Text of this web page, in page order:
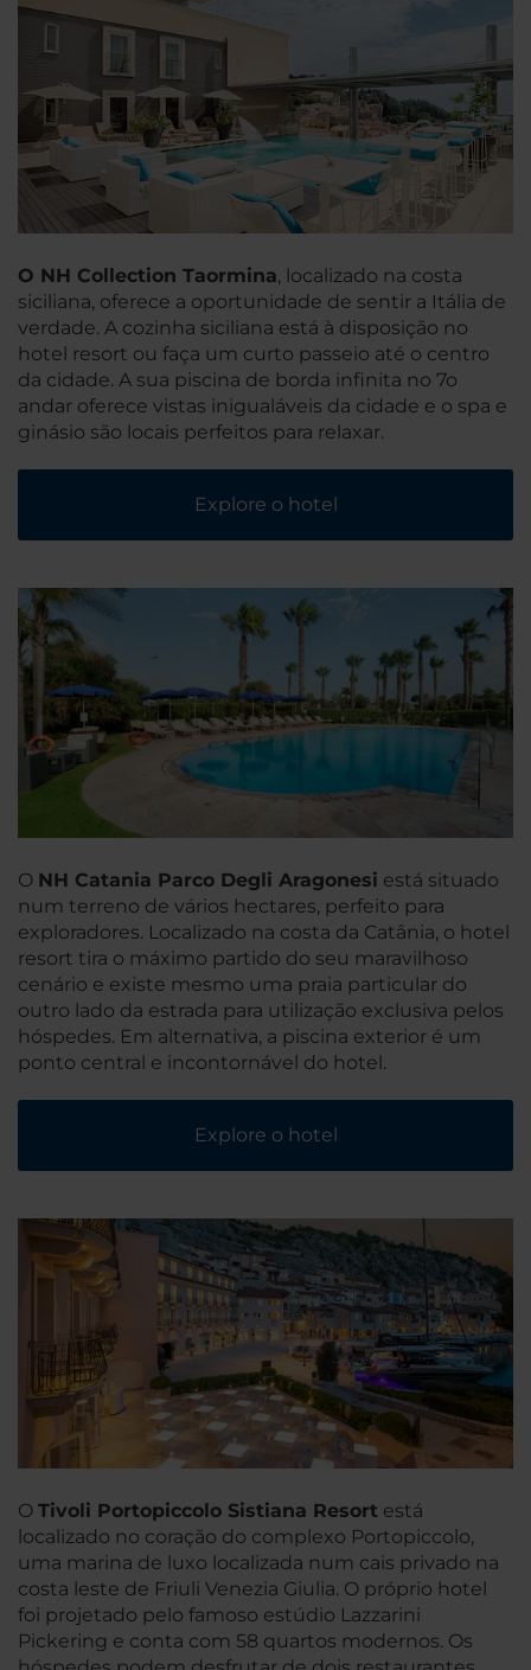
O NH Collection Taormina, localizado na costa
siciliana, oferece a oportunidade de sentir a Itália de
verdade. A cozinha siciliana está à disposição no
hotel resort ou faça um curto passeio até o centro
da cidade. A sua piscina de borda infinita no 7o
andar oferece vistas inigualáveis da cidade e o spa e
ginásio são locais perfeitos para relaxar.
Explore o hotel
O NH Catania Parco Degli Aragonesi está situado
num terreno de vários hectares, perfeito para
exploradores. Localizado na costa da Catânia, o hotel
resort tira o máximo partido do seu maravilhoso
cenário e existe mesmo uma praia particular do
outro lado da estrada para utilização exclusiva pelos
hóspedes. Em alternativa, a piscina exterior é um
ponto central e incontornável do hotel.
Explore o hotel
O Tivoli Portopiccolo Sistiana Resort está
localizado no coração do complexo Portopiccolo,
uma marina de luxo localizada num cais privado na
costa leste de Friuli Venezia Giulia. O próprio hotel
foi projetado pelo famoso estúdio Lazzarini
Pickering e conta com 58 quartos modernos. Os